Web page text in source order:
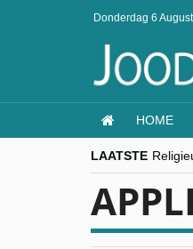
Donderdag 6
HOME
LAATSTE